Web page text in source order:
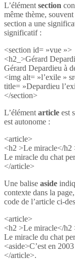
L’élément section
même thème,
section a une
significatif :
<section id= »vue »>
<h2_>Gérard
Gérard Depardieu à
<img alt= »l’exile »
title= »Depardieu
</section>
L’élément article est
est autonome :
<article>
<h2 >Le miracle</h2
Le miracle du chat
</article>
Une balise aside
contexte dans la
code de l’article ci-
<article>
<h2 >Le miracle</h2
Le miracle du chat
<aside>C’est en
</article>.